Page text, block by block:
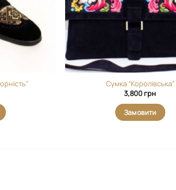
Сумка “Королівська”
3,800 грн
Замовити